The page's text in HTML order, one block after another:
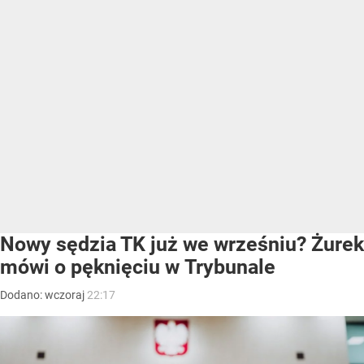
Nowy sędzia TK już we wrześniu? Żurek
mówi o pęknięciu w Trybunale
Dodano:wczoraj 22:17